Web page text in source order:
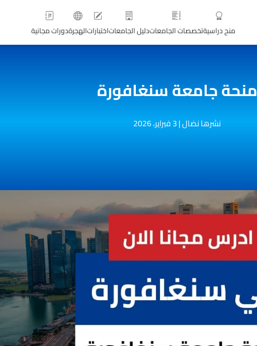
منح دراسيةتخصصات الجامعاتدليل الجامعاتاختباراتالهجرةدورات مجانية
منحة جامعة سنغافورة
نشرها نضال|3 فبراير، 2026